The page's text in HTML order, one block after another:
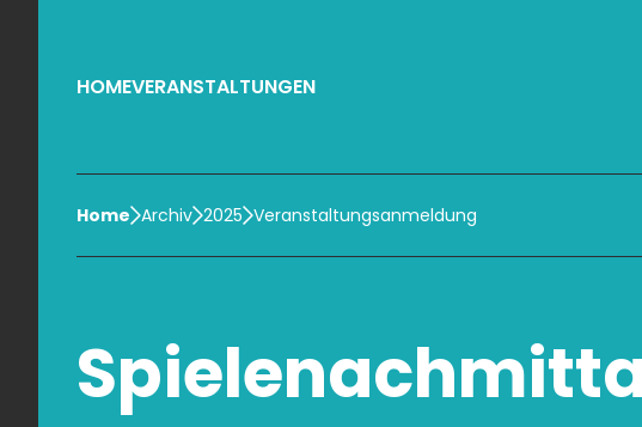
HOMEVERANSTALTUNGEN
Home Archiv 2025 Veranstaltungsanmeldung